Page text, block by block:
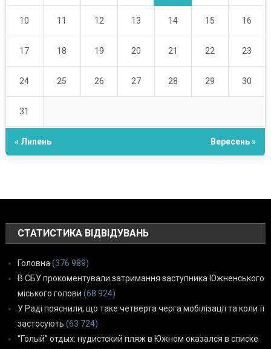
10 11 12 13 14 15 16
17 18 19 20 21 22 23
24 25 26 27 28 29 30
31
« Липень Вересень »
СТАТИСТИКА ВІДВІДУВАНЬ
Головна(376 989)
В СБУ прокоментували затримання заступника Южненського
міського голови (68 924)
У Раді пояснили, що таке четверта черга мобілізації та коли її
застосують (63 724)
“Голый” отдых: нудистский пляж в Южном оказался в списке